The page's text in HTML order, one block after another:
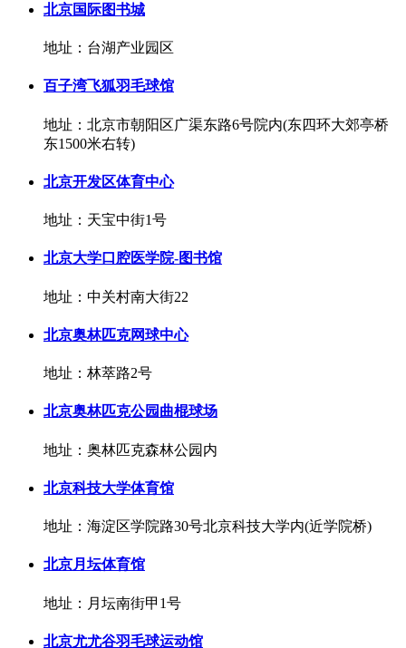
北京国际图书城
地址：台湖产业园区
百子湾飞狐羽毛球馆
地址：北京市朝阳区广渠东路6号院内(东四环大郊亭桥
东1500米右转)
北京开发区体育中心
地址：天宝中街1号
北京大学口腔医学院-图书馆
地址：中关村南大街22
北京奥林匹克网球中心
地址：林萃路2号
北京奥林匹克公园曲棍球场
地址：奥林匹克森林公园内
北京科技大学体育馆
地址：海淀区学院路30号北京科技大学内(近学院桥)
北京月坛体育馆
地址：月坛南街甲1号
北京尤尤谷羽毛球运动馆